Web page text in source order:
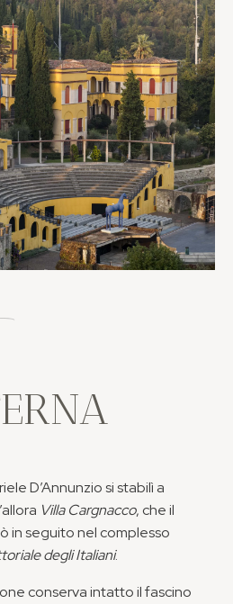
D’Annunzio si stabilì a
Villa Cargnacco, che il
in seguito nel complesso
degli Italiani.
conserva intatto il fascino